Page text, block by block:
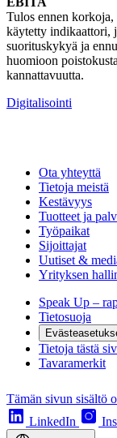
Tulos ennen
käytetty indikaattori,
suorituskykyä ja
huomioon
kannattavuutta.
Digitalisointi
Ota yhteyttä
Tietoja meistä
Kestävyys
Tuotteet ja
Työpaikat
Sijoittajat
Uutiset &
Yrityksen
Speak Up –
Tietosuoja
Tietoja tästä
Tavaramerkit
Tämän sivun sisältö
LinkedIn